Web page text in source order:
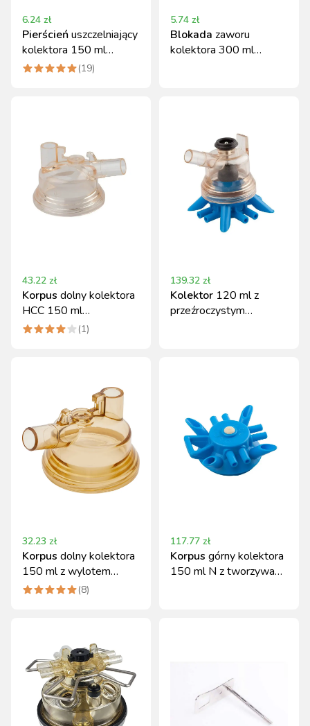
6.24 zł
Pierścieńuszczelniający
kolektora 150 ml
Canagri guma
(19)
5.74 zł
Blokada zaworu
kolektora 300 ml
43.22 zł
Korpus dolny kolektora
HCC 150 ml
przezroczysty Canagri
(1)
139.32 zł
Kolektor 120 ml z
przeźroczystym
32.23 zł
Korpus dolny kolektora
150 ml z wylotem
mlecznym Ø16 mm
(8)
117.77 zł
Korpus górny kolektora
150 ml N z tworzywa